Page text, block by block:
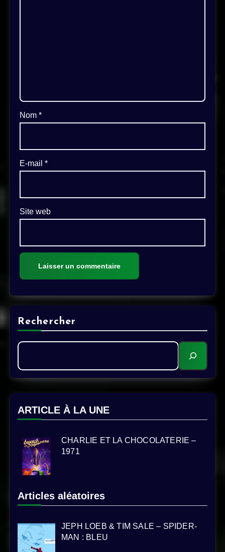
Nom*
E-mail*
Site web
Rechercher
ARTICLE À LA UNE
CHARLIE ET LA CHOCOLATERIE –
1971
Articles aléatoires
JEPH LOEB & TIM SALE – SPIDER-
MAN : BLEU